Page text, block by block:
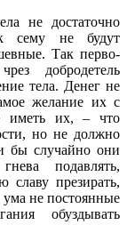
не достаточно
сему не будут
Так перво-
добродетель
тела. Денег не
желание их с
иметь их, – что
но не должно
бы случайно они
подавлять,
славу презирать,
ума не постоянные
обуздывать